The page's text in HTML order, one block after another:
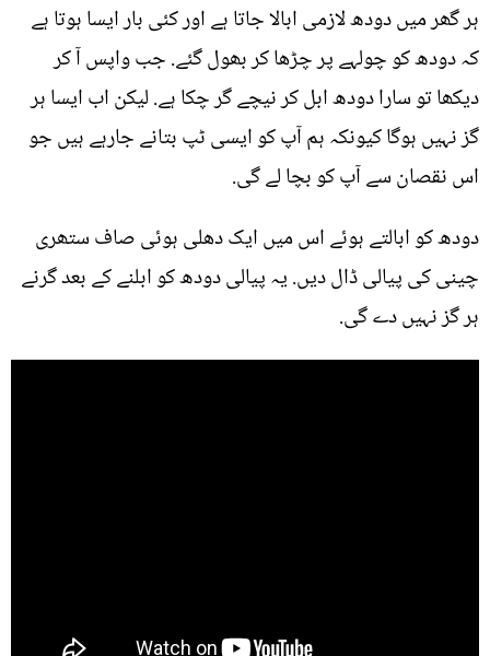
ہر گھر میں دودھ لازمی ابالا جاتا ہے اور کئی بار ایسا ہوتا ہے
کہ دودھ کو چولہے پر چڑھا کر بھول گئے. جب واپس آ کر
دیکھا تو سارا دودھ ابل کر نیچے گر چکا ہے. لیکن اب ایسا ہر
گز نہیں ہوگا کیونکہ ہم آپ کو ایسی ٹپ بتانے جارہے ہیں جو
اس نقصان سے آپ کو بچا لے گی.
دودھ کو ابالتے ہوئے اس میں ایک دھلی ہوئی صاف ستھری
چینی کی پیالی ڈال دیں. یہ پیالی دودھ کو ابلنے کے بعد گرنے
ہر گز نہیں دے گی.